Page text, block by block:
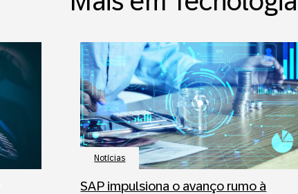
Notícias
SAP impulsiona o avanço rumo à